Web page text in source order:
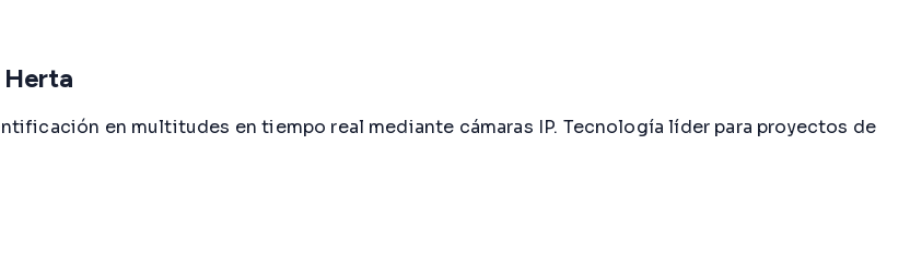
Herta
en multitudes en tiempo real mediante cámaras IP. Tecnología líder para proyectos de